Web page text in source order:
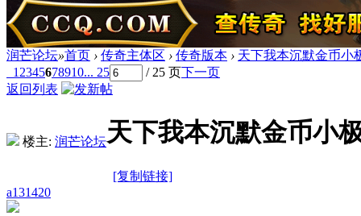
润芒论坛»首页 › 传奇主体区 › 传奇版本 › 天下我本沉默金币小
1 2345678910... 25 / 25 页下一页
返回列表
楼主: 润芒论坛天下我本沉默金币小
[复制链接]
a131420